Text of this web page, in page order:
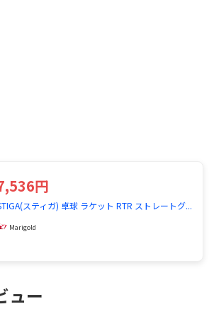
円
スティガ) 卓球 ラケット RTR ストレートグ...
Marigold
ュー